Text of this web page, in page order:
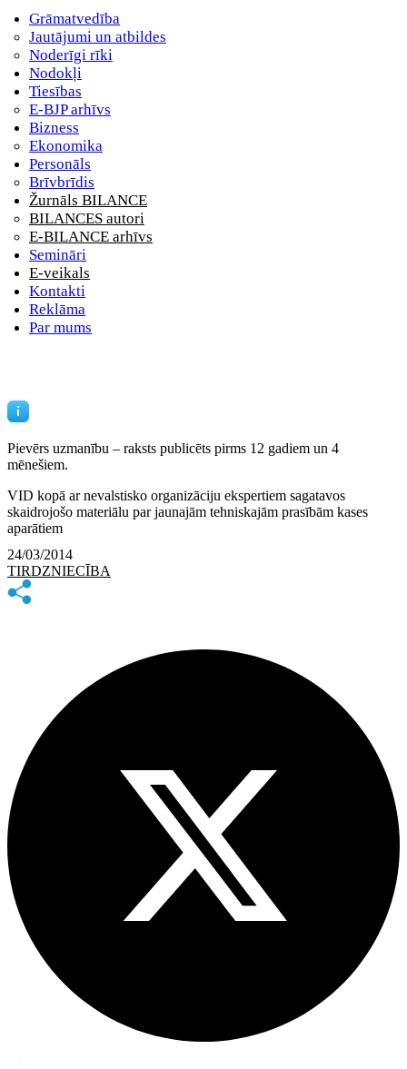
Grāmatvedība
Jautājumi un atbildes
Noderīgi rīki
Nodokļi
Tiesības
E-BJP arhīvs
Bizness
Ekonomika
Personāls
Brīvbrīdis
Žurnāls BILANCE
BILANCES autori
E-BILANCE arhīvs
Semināri
E-veikals
Kontakti
Reklāma
Par mums
Pievērs uzmanību – raksts publicēts pirms 12 gadiem un 4
mēnešiem.
VID kopā ar nevalstisko organizāciju ekspertiem sagatavos
skaidrojošo materiālu par jaunajām tehniskajām prasībām kases
aparātiem
24/03/2014
TIRDZNIECĪBA